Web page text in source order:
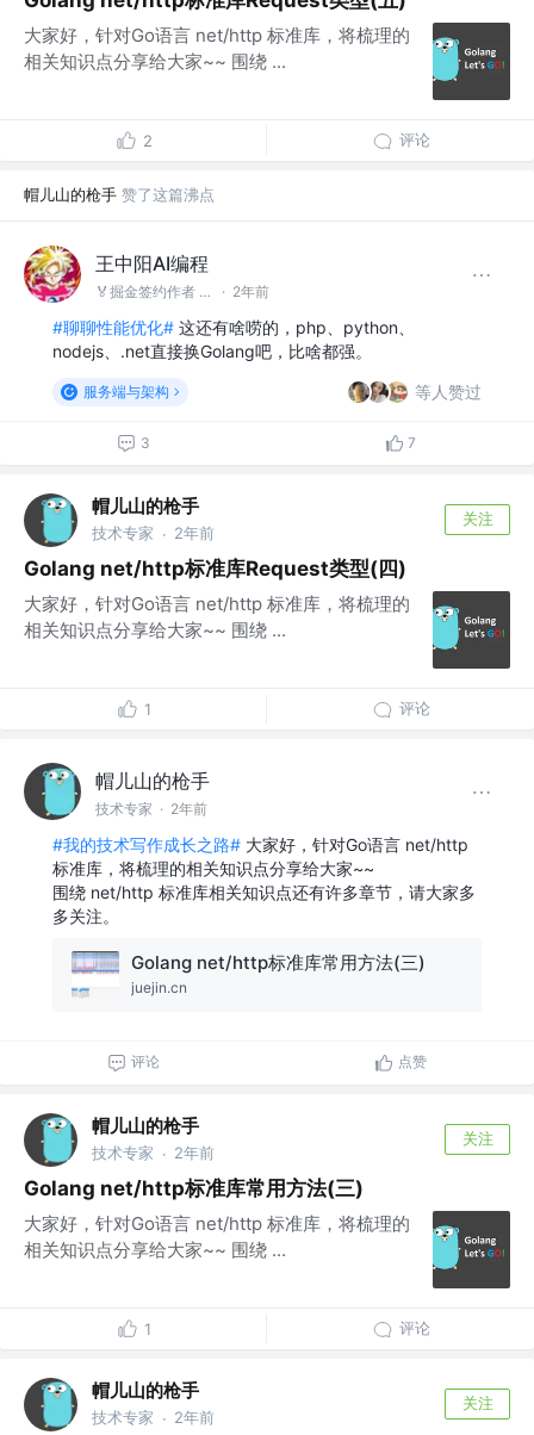
大家好，针对Go语言 net/http 标准库，将梳理的
相关知识点分享给大家~~ 围绕 ...
2 评论
帽儿山的枪手 赞了这篇沸点
王中阳AI编程
🏅掘金签约作者 @后端就业陪跑训练营 · 2年前
#聊聊性能优化# 这还有啥唠的，php、python、
nodejs、.net直接换Golang吧，比啥都强。
服务端与架构 等人赞过
3 7
帽儿山的枪手
技术专家 · 2年前
关注
Golang net/http标准库Request类型(四)
大家好，针对Go语言 net/http 标准库，将梳理的
相关知识点分享给大家~~ 围绕 ...
1 评论
帽儿山的枪手
技术专家 · 2年前
#我的技术写作成长之路# 大家好，针对Go语言 net/http
标准库，将梳理的相关知识点分享给大家~~
围绕 net/http 标准库相关知识点还有许多章节，请大家多
多关注。
Golang net/http标准库常用方法(三)
juejin.cn
评论 点赞
帽儿山的枪手
技术专家 · 2年前
关注
Golang net/http标准库常用方法(三)
大家好，针对Go语言 net/http 标准库，将梳理的
相关知识点分享给大家~~ 围绕 ...
1 评论
帽儿山的枪手
技术专家 · 2年前
关注